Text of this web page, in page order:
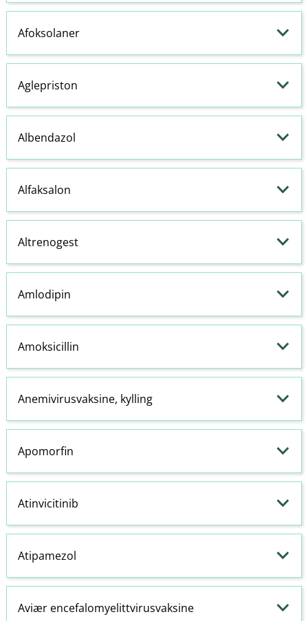
Afoksolaner
Aglepriston
Albendazol
Alfaksalon
Altrenogest
Amlodipin
Amoksicillin
Anemivirusvaksine, kylling
Apomorfin
Atinvicitinib
Atipamezol
Aviær encefalomyelittvirusvaksine